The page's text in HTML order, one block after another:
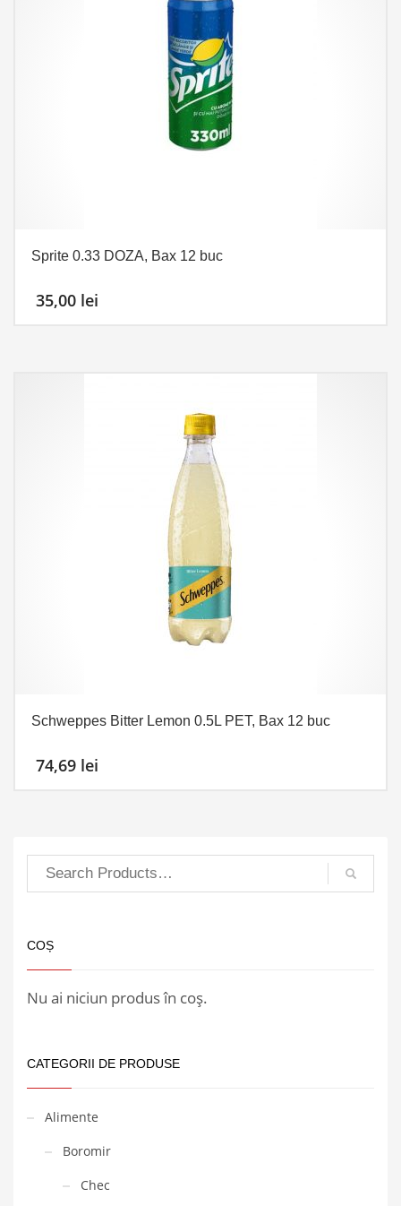
Sprite 0.33 DOZA, Bax 12 buc
35,00 lei
Schweppes Bitter Lemon 0.5L PET, Bax 12 buc
74,69 lei
COȘ
Nu ai niciun produs în coș.
CATEGORII DE PRODUSE
Alimente
Boromir
Chec